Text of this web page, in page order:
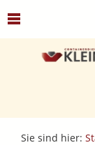
Sie sind hier: